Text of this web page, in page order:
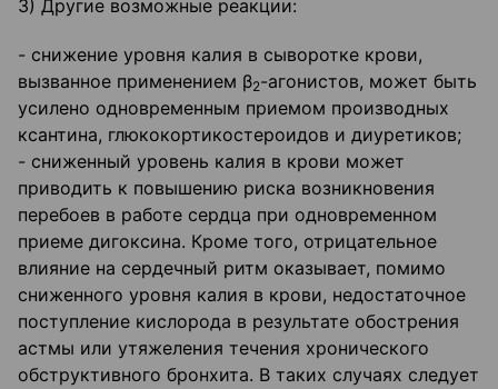
3) Другие возможные реакции:
- снижение уровня калия в сыворотке крови,
вызванное применением β2-агонистов, может быть
усилено одновременным приемом производных
ксантина, глюкокортикостероидов и диуретиков;
- сниженный уровень калия в крови может
приводить к повышению риска возникновения
перебоев в работе сердца при одновременном
приеме дигоксина. Кроме того, отрицательное
влияние на сердечный ритм оказывает, помимо
сниженного уровня калия в крови, недостаточное
поступление кислорода в результате обострения
астмы или утяжеления течения хронического
обструктивного бронхита. В таких случаях следует